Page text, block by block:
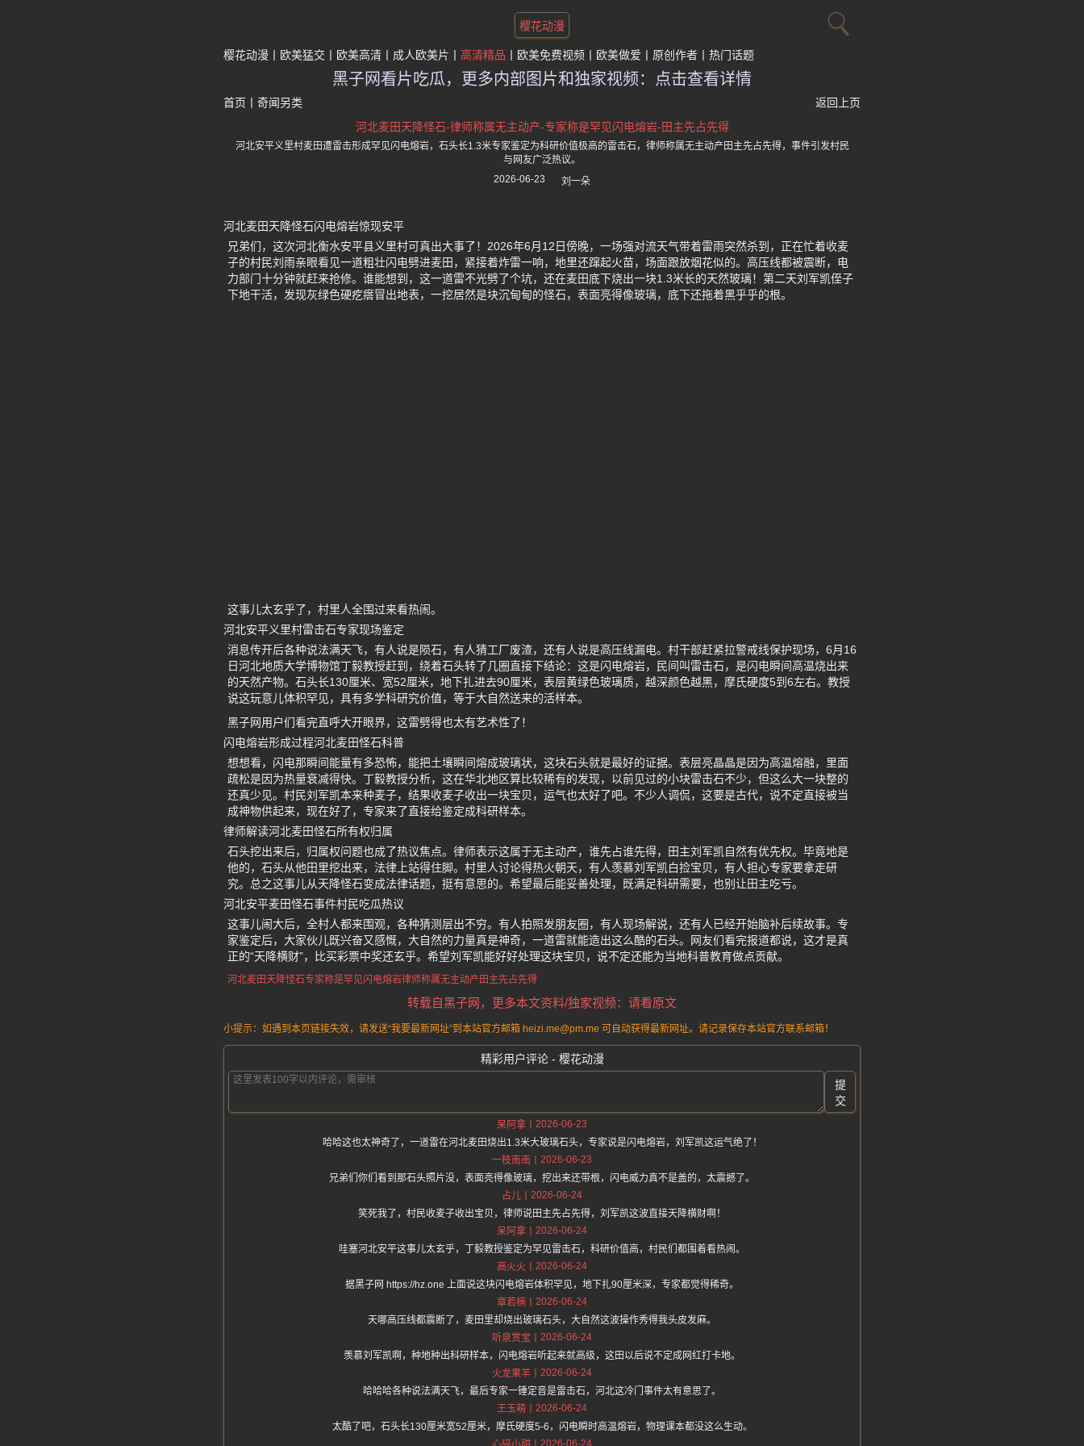
樱花动漫
樱花动漫 欧美猛交 欧美高清 成人欧美片 高清精品 欧美免费视频 欧美做爱 原创作者 热门话题
黑子网看片吃瓜，更多内部图片和独家视频：点击查看详情
首页 奇闻另类
返回上页
河北麦田天降怪石-律师称属无主动产-专家称是罕见闪电熔岩-田主先占先得
河北安平义里村麦田遭雷击形成罕见闪电熔岩，石头长1.3米专家鉴定为科研价值极高的雷击石，律师称属无主动产田主先占先得，事件引发村民
与网友广泛热议。
2026-06-23
刘一朵
河北麦田天降怪石闪电熔岩惊现安平
兄弟们，这次河北衡水安平县义里村可真出大事了！2026年6月12日傍晚，一场强对流天气带着雷雨突然杀到，正在忙着收麦
子的村民刘雨亲眼看见一道粗壮闪电劈进麦田，紧接着炸雷一响，地里还蹿起火苗，场面跟放烟花似的。高压线都被震断，电
力部门十分钟就赶来抢修。谁能想到，这一道雷不光劈了个坑，还在麦田底下烧出一块1.3米长的天然玻璃！第二天刘军凯侄子
下地干活，发现灰绿色硬疙瘩冒出地表，一挖居然是块沉甸甸的怪石，表面亮得像玻璃，底下还拖着黑乎乎的根。
这事儿太玄乎了，村里人全围过来看热闹。
河北安平义里村雷击石专家现场鉴定
消息传开后各种说法满天飞，有人说是陨石，有人猜工厂废渣，还有人说是高压线漏电。村干部赶紧拉警戒线保护现场，6月16
日河北地质大学博物馆丁毅教授赶到，绕着石头转了几圈直接下结论：这是闪电熔岩，民间叫雷击石，是闪电瞬间高温烧出来
的天然产物。石头长130厘米、宽52厘米，地下扎进去90厘米，表层黄绿色玻璃质，越深颜色越黑，摩氏硬度5到6左右。教授
说这玩意儿体积罕见，具有多学科研究价值，等于大自然送来的活样本。
黑子网用户们看完直呼大开眼界，这雷劈得也太有艺术性了！
闪电熔岩形成过程河北麦田怪石科普
想想看，闪电那瞬间能量有多恐怖，能把土壤瞬间熔成玻璃状，这块石头就是最好的证据。表层亮晶晶是因为高温熔融，里面
疏松是因为热量衰减得快。丁毅教授分析，这在华北地区算比较稀有的发现，以前见过的小块雷击石不少，但这么大一块整的
还真少见。村民刘军凯本来种麦子，结果收麦子收出一块宝贝，运气也太好了吧。不少人调侃，这要是古代，说不定直接被当
成神物供起来，现在好了，专家来了直接给鉴定成科研样本。
律师解读河北麦田怪石所有权归属
石头挖出来后，归属权问题也成了热议焦点。律师表示这属于无主动产，谁先占谁先得，田主刘军凯自然有优先权。毕竟地是
他的，石头从他田里挖出来，法律上站得住脚。村里人讨论得热火朝天，有人羡慕刘军凯白捡宝贝，有人担心专家要拿走研
究。总之这事儿从天降怪石变成法律话题，挺有意思的。希望最后能妥善处理，既满足科研需要，也别让田主吃亏。
河北安平麦田怪石事件村民吃瓜热议
这事儿闹大后，全村人都来围观，各种猜测层出不穷。有人拍照发朋友圈，有人现场解说，还有人已经开始脑补后续故事。专
家鉴定后，大家伙儿既兴奋又感慨，大自然的力量真是神奇，一道雷就能造出这么酷的石头。网友们看完报道都说，这才是真
正的“天降横财”，比买彩票中奖还玄乎。希望刘军凯能好好处理这块宝贝，说不定还能为当地科普教育做点贡献。
河北麦田天降怪石专家称是罕见闪电熔岩律师称属无主动产 田主先占先得
转载自黑子网，更多本文资料/独家视频：请看原文
小提示：如遇到本页链接失效，请发送“我要最新网址”到本站官方邮箱 heizi.me@pm.me 可自动获得最新网址。请记录保存本站官方联系邮箱！
精彩用户评论 - 樱花动漫
提
交
呆阿拿
2026-06-23
哈哈这也太神奇了，一道雷在河北麦田烧出1.3米大玻璃石头，专家说是闪电熔岩，刘军凯这运气绝了！
一枝南南
2026-06-23
兄弟们你们看到那石头照片没，表面亮得像玻璃，挖出来还带根，闪电威力真不是盖的，太震撼了。
占儿
2026-06-24
笑死我了，村民收麦子收出宝贝，律师说田主先占先得，刘军凯这波直接天降横财啊！
呆阿拿
2026-06-24
哇塞河北安平这事儿太玄乎，丁毅教授鉴定为罕见雷击石，科研价值高，村民们都围着看热闹。
高火火
2026-06-24
据黑子网 https://hz.one 上面说这块闪电熔岩体积罕见，地下扎90厘米深，专家都觉得稀奇。
章若楠
2026-06-24
天哪高压线都震断了，麦田里却烧出玻璃石头，大自然这波操作秀得我头皮发麻。
听泉赏宝
2026-06-24
羡慕刘军凯啊，种地种出科研样本，闪电熔岩听起来就高级，这田以后说不定成网红打卡地。
火龙果羊
2026-06-24
哈哈哈各种说法满天飞，最后专家一锤定音是雷击石，河北这冷门事件太有意思了。
王玉萌
2026-06-24
太酷了吧，石头长130厘米宽52厘米，摩氏硬度5-6，闪电瞬时高温熔岩，物理课本都没这么生动。
2026-06-24